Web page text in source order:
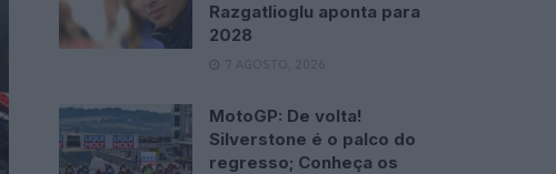
Razgatlioglu aponta para
2028
7 AGOSTO, 2026
MotoGP: De volta!
Silverstone é o palco do
regresso; Conheça os